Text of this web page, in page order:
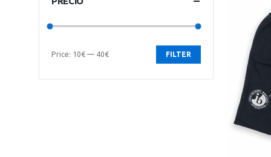
FILTER
Price: 10€ — 40€